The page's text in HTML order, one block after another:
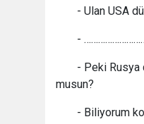
- Ulan USA
-
- Peki
musun?
- Biliyorum